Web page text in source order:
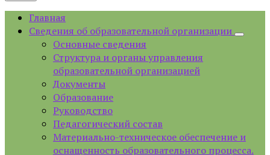
Главная
Сведения об образовательной организации
Основные сведения
Структура и органы управления
образовательной организацией
Документы
Образование
Руководство
Педагогический состав
Материально-техническое обеспечение и
оснащенность образовательного процесса.